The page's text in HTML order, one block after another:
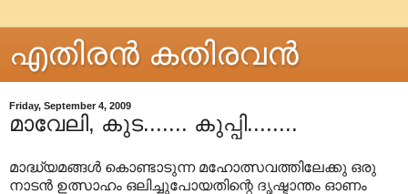
എതിരന്‍ കതിരവന്‍
Friday, September 4, 2009
മാവേലി, കുട....... കുപ്പി........
മാദ്ധ്യമങ്ങൾ കൊണ്ടാടുന്ന മഹോത്സവത്തിലേക്കു ഒരു
നാടൻ ഉത്സാഹം ഒലിച്ചുപോയതിന്റെ ദൃഷ്ടാന്തം ഓണം